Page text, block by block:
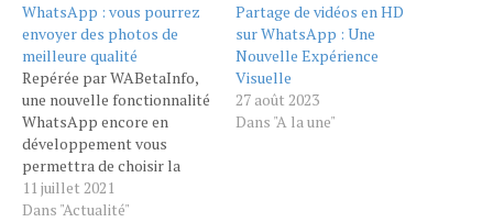
WhatsApp : vous pourrez
envoyer des photos de
meilleure qualité
Repérée par WABetaInfo,
une nouvelle fonctionnalité
WhatsApp encore en
développement vous
permettra de choisir la
qualité des photos
envoyées. Une même
11 juillet 2021
Dans "Actualité"
Partage de vidéos en HD
sur WhatsApp : Une
Nouvelle Expérience
Visuelle
27 août 2023
Dans "A la une"